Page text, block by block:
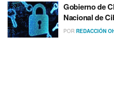
Gobierno de
Nacional de
POR REDACCIÓN